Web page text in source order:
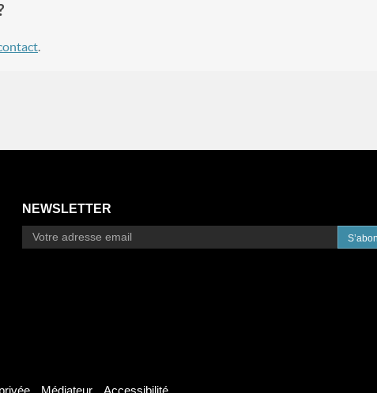
.
NEWSLETTER
Médiateur Accessibilité